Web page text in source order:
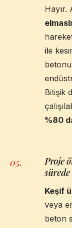
Hayır.
elmaslı
ile
Bitişik
%80
05.
Proje
Keşif
veya
beton